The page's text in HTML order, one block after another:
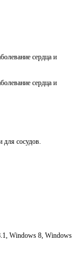
сердца и
сердца и
для сосудов.
Windows 8, Windows